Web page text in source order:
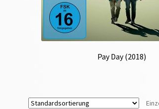
Pay Day (2018)